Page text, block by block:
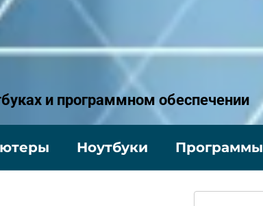
и программном обеспечении
Ноутбуки Программы